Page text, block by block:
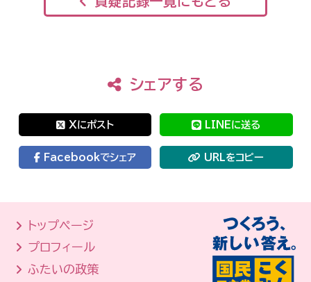
シェアする
Xにポスト LINEに送る
Facebookでシェア URLをコピー
トップページ
プロフィール
ふたいの政策